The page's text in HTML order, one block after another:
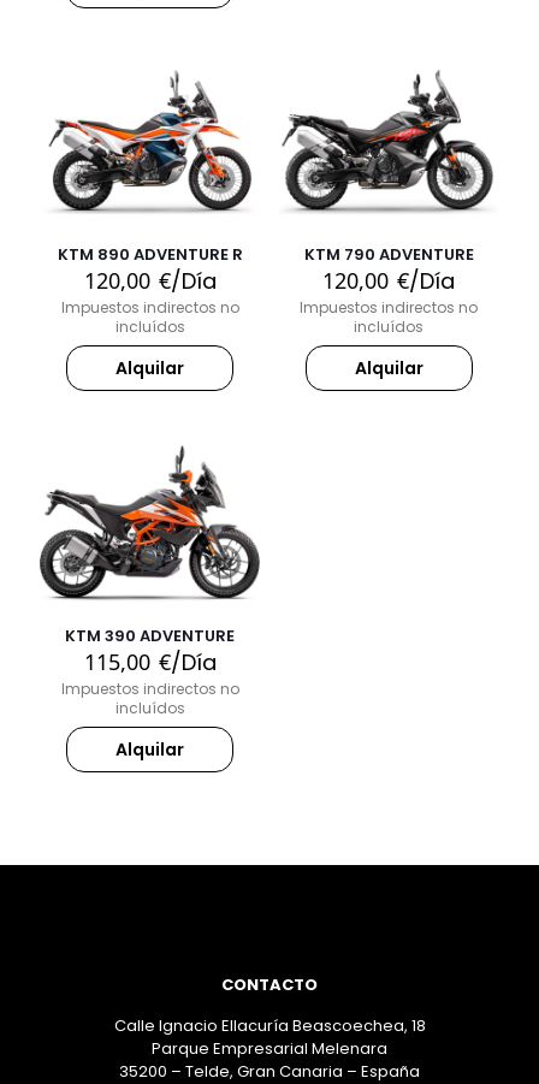
KTM 890 ADVENTURE R
120,00 €/Día
Impuestos indirectos no
incluídos
Alquilar
KTM 790 ADVENTURE
120,00 €/Día
Impuestos indirectos no
incluídos
Alquilar
KTM 390 ADVENTURE
115,00 €/Día
Impuestos indirectos no
incluídos
Alquilar
CONTACTO
Calle Ignacio Ellacuría Beascoechea, 18
Parque Empresarial Melenara
35200 – Telde, Gran Canaria – España